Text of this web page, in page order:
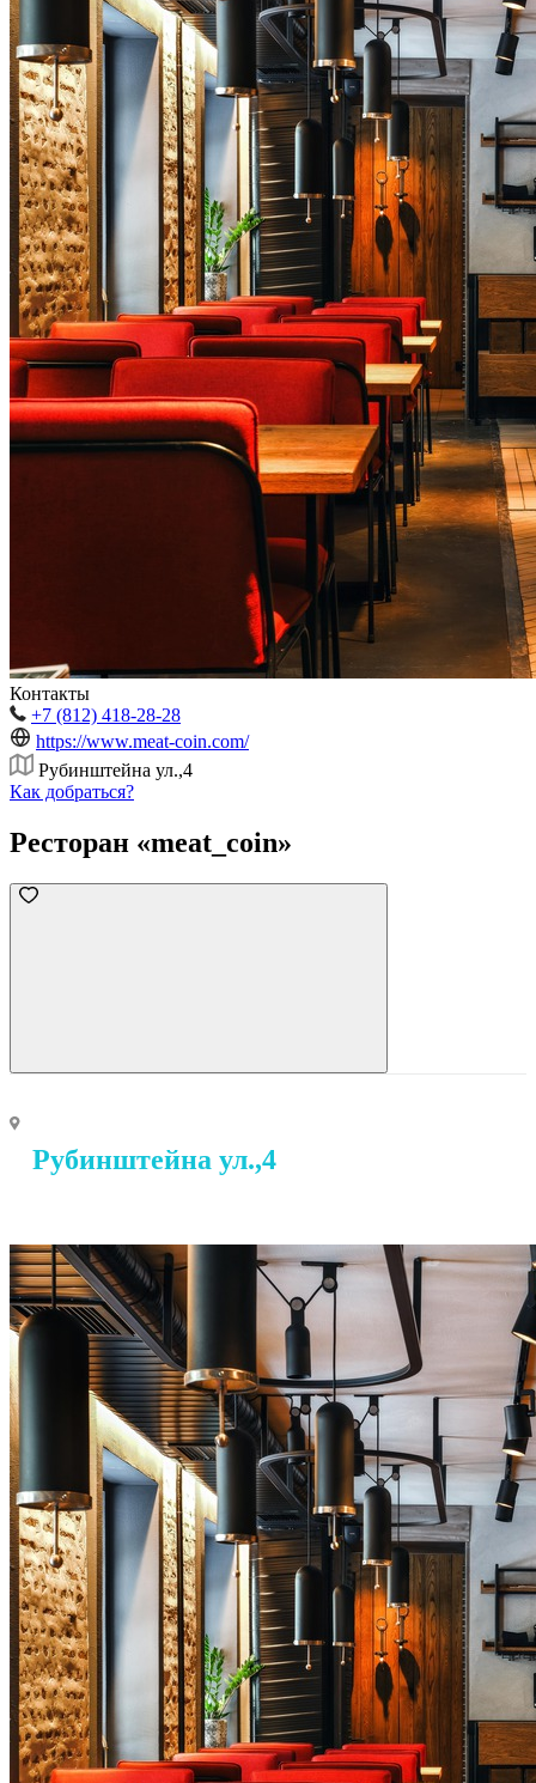
Контакты
+7 (812) 418-28-28
https://www.meat-coin.com/
Рубинштейна ул.,4
Как добраться?
Ресторан «meat_coin»
Рубинштейна ул.,4